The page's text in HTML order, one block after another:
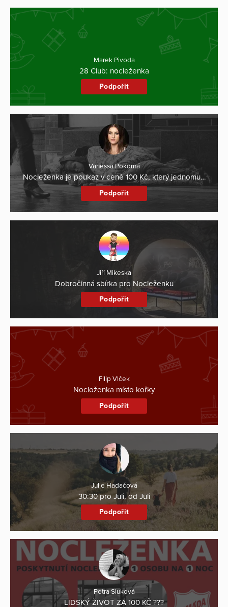
Marek Pivoda
28 Club: nocleženka
Podpořit
Vanessa Pokorná
Nocleženka je poukaz v ceně 100 Kč, který jednomu…
Podpořit
Jiří Mikeska
Dobročinná sbírka pro Nocleženku
Podpořit
Filip Vlček
Nocloženka místo kořky
Podpořit
Julie Hadačová
30:30 pro Juli, od Juli
Podpořit
Petra Sluková
LIDSKÝ ŽIVOT ZA 100 KČ ???